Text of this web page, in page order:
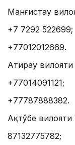
Манғистау
+7 7292 522699;
+77012012669.
Атирау вилояти
+77014091121;
+77787888382.
Ақтўбе вилояти
87132775782;